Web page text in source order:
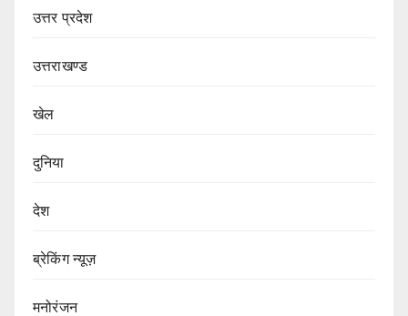
उत्तर प्रदेश
उत्तराखण्ड
खेल
दुनिया
देश
ब्रेकिंग न्यूज़
मनोरंजन